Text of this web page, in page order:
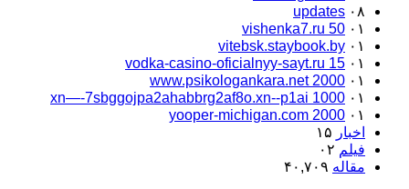
updates ۰۸
vishenka7.ru 50 ۰۱
vitebsk.staybook.by ۰۱
vodka-casino-oficialnyy-sayt.ru 15 ۰۱
www.psikologankara.net 2000 ۰۱
xn—-7sbggojpa2ahabbrg2af8o.xn--p1ai 1000 ۰۱
yooper-michigan.com 2000 ۰۱
اخبار ۱۵
فیلم ۰۲
مقاله ۴۰,۷۰۹